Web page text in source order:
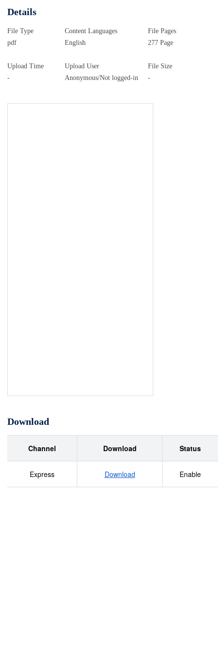
Details
File Type
pdf
Upload Time
-
Content Languages
English
Upload User
Anonymous/Not logged-in
File Pages
277 Page
File Size
-
Download
Channel Download Status
Express Download Enable